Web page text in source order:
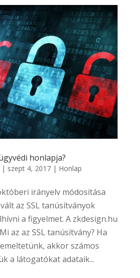
honlapja?
| szept 4, 2017| Honlap
irányelv módosítása
az SSL tanúsítványok
a figyelmet. A zkdesign.hu
az az SSL tanúsítvány? Ha
akkor számos
a látogatókat adataik...